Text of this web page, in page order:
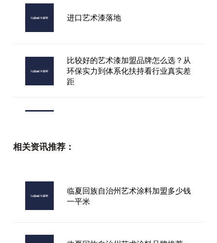
进口艺术漆落地
比较好的艺术漆加盟品牌怎么选？从
环保实力到体系化扶持看行业真实差
距
相关资讯推荐：
临夏回族自治州艺术涂料加盟多少钱
一平米